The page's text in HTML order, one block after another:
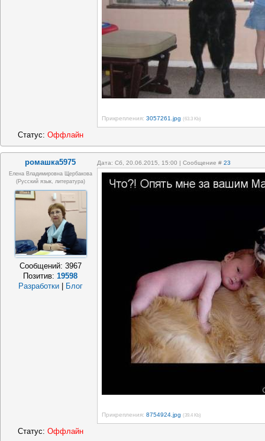
Прикрепления: 3057261.jpg (63.3 Kb)
Статус: Оффлайн
ромашка5975 Дата: Сб, 20.06.2015, 15:00 | Сообщение # 23
Елена Владимировна Щербакова
(русский язык, литература)
Сообщений: 3967
Позитив:19598
Разработки
Блог
Прикрепления: 8754924.jpg (39.4 Kb)
Статус: Оффлайн